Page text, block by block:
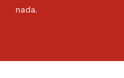
nada.